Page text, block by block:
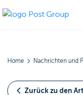
Home Nachrichten und
Zurück zu den